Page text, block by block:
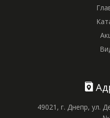
49021, г. Днепр, ул.